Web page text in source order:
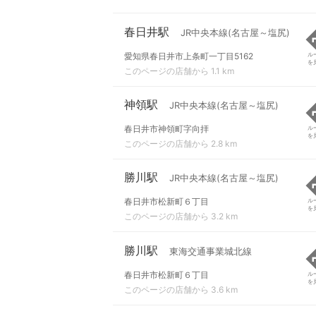
春日井駅 JR中央本線(名古屋～塩尻)
愛知県春日井市上条町一丁目5162
このページの店舗から 1.1 km
ル
を
神領駅 JR中央本線(名古屋～塩尻)
春日井市神領町字向拝
このページの店舗から 2.8 km
ル
を
勝川駅 JR中央本線(名古屋～塩尻)
春日井市松新町６丁目
このページの店舗から 3.2 km
ル
を
勝川駅 東海交通事業城北線
春日井市松新町６丁目
このページの店舗から 3.6 km
ル
を